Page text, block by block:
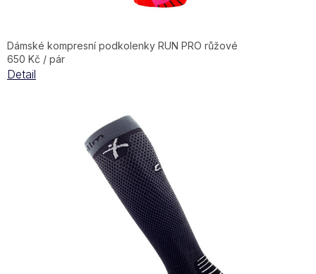
Dámské kompresní podkolenky RUN PRO růžové
650 Kč / pár
Detail